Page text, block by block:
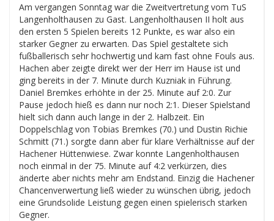
Am vergangen Sonntag war die Zweitvertretung vom TuS
Langenholthausen zu Gast. Langenholthausen II holt aus
den ersten 5 Spielen bereits 12 Punkte, es war also ein
starker Gegner zu erwarten. Das Spiel gestaltete sich
fußballerisch sehr hochwertig und kam fast ohne Fouls aus.
Hachen aber zeigte direkt wer der Herr im Hause ist und
ging bereits in der 7. Minute durch Kuzniak in Führung.
Daniel Bremkes erhöhte in der 25. Minute auf 2:0. Zur
Pause jedoch hieß es dann nur noch 2:1. Dieser Spielstand
hielt sich dann auch lange in der 2. Halbzeit. Ein
Doppelschlag von Tobias Bremkes (70.) und Dustin Richie
Schmitt (71.) sorgte dann aber für klare Verhältnisse auf der
Hachener Hüttenwiese. Zwar konnte Langenholthausen
noch einmal in der 75. Minute auf 4:2 verkürzen, dies
änderte aber nichts mehr am Endstand. Einzig die Hachener
Chancenverwertung ließ wieder zu wünschen übrig, jedoch
eine Grundsolide Leistung gegen einen spielerisch starken
Gegner.